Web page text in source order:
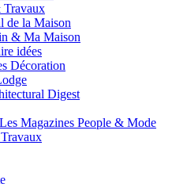
de la Maison
& Ma Maison
idées
Décoration
Digest
Magazines People & Mode